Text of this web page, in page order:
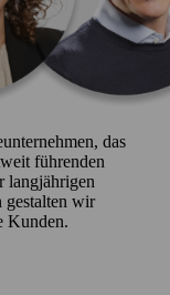
das
führenden
langjährigen
gestalten wir
Kunden.